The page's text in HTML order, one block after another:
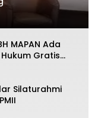
MAPAN Ada
Gratis
Silaturahmi